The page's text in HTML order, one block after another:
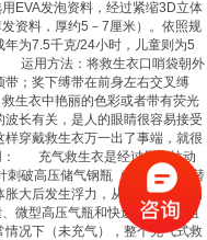
EVA发泡资料，经过紧缩3D立体
资料，厚约5－7厘米）。依照规
年为7.5千克/24小时，儿童则为5
运用方法：将救生衣口哨袋朝外
；奖下缚带在前身左右交叉缚
救生衣中艳丽的色彩或者带有荧光
长有关，是人的眼睛很容易接受
样穿戴救生衣万一出了事端，就很
： 充气救生衣是经过用力拉动
刺破高压储气钢瓶（一次性，可替
大后发生浮力，从而到达救生的
微型高压气瓶和快速充气阀等组
况下（未充气），整个充气式救